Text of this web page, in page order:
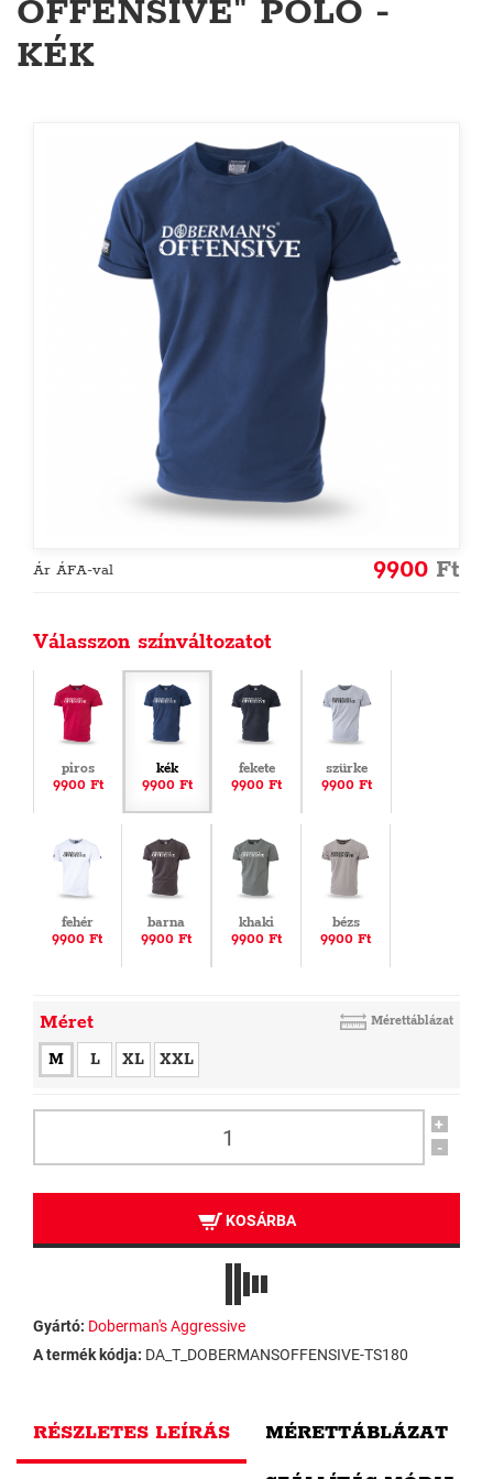
OFFENSIVE" PÓLÓ -
KÉK
Ár ÁFA-val 9900 Ft
Válasszon színváltozatot
piros
9900 Ft
kék
9900 Ft
fekete
9900 Ft
szürke
9900 Ft
fehér
9900 Ft
barna
9900 Ft
khaki
9900 Ft
bézs
9900 Ft
Méret Mérettáblázat
M L XL XXL
+
-
KOSÁRBA
Gyártó: Doberman's Aggressive
A termék kódja: DA_T_DOBERMANSOFFENSIVE-TS180
RÉSZLETES LEÍRÁS MÉRETTÁBLÁZAT